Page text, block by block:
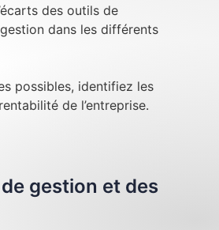
des outils de
dans les différents
possibles, identifiez les
de l’entreprise.
gestion et des